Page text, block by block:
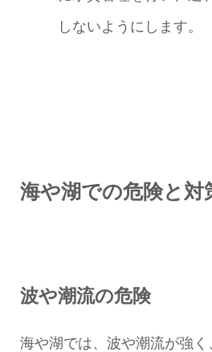
しないようにします。
海や湖での危険と対
波や潮流の危険
海や湖では、波や潮流が強